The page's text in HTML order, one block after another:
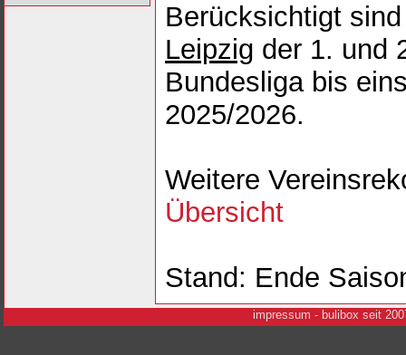
Berücksichtigt
Leipzig der 1. und
Bundesliga bis
2025/2026.
Weitere
Übersicht
Stand: Ende
impressum - bulibox seit